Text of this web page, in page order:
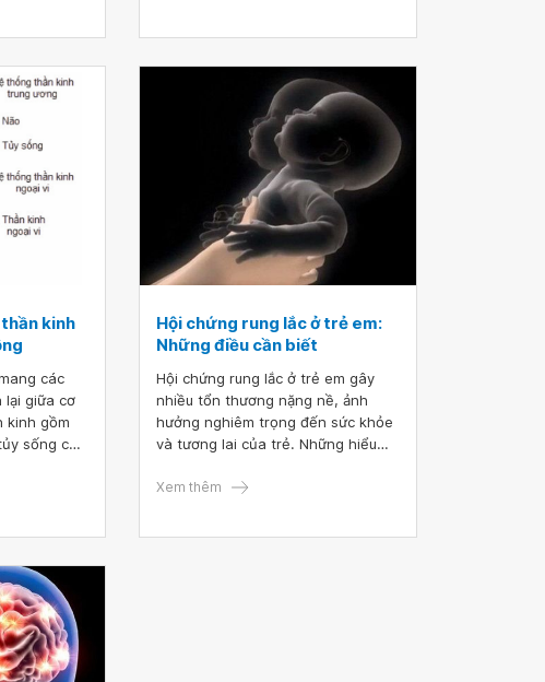
kinh
các
lại giữa cơ
kinh gồm
sống của
kinh
Hội chứng rung lắc ở trẻ em:
Những điều cần biết
Hội chứng rung lắc ở trẻ em gây
nhiều tổn thương nặng nề, ảnh
hưởng nghiêm trọng đến sức khỏe
và tương lai của trẻ. Những hiểu
các bậc cha mẹ có biện pháp đề
Xem thêm